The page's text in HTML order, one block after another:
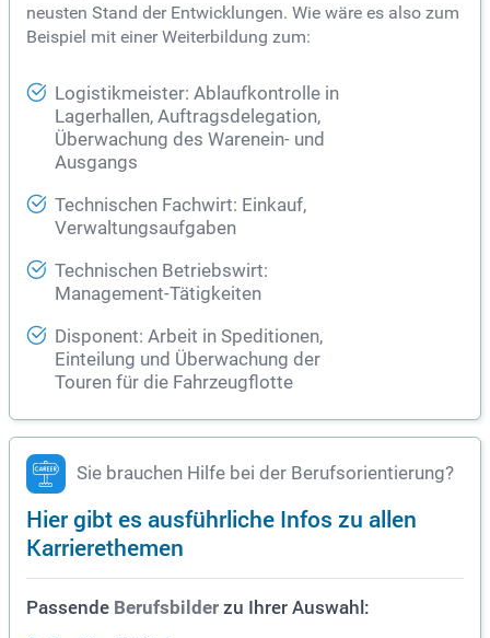
neusten Stand der Entwicklungen. Wie wäre es also zum
Beispiel mit einer Weiterbildung zum:
Logistikmeister: Ablaufkontrolle in
Lagerhallen, Auftragsdelegation,
Überwachung des Warenein- und
Ausgangs
Technischen Fachwirt: Einkauf,
Verwaltungsaufgaben
Technischen Betriebswirt:
Management-Tätigkeiten
Disponent: Arbeit in Speditionen,
Einteilung und Überwachung der
Touren für die Fahrzeugflotte
Sie brauchen Hilfe bei der Berufsorientierung?
Hier gibt es ausführliche Infos zu allen
Karrierethemen
Passende Berufsbilder zu Ihrer Auswahl: